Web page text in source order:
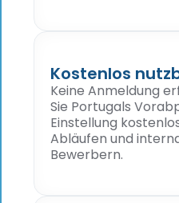
Kostenlos
Keine Anmeldung
Sie Portugals
Einstellung
Abläufen und
Bewerbern.